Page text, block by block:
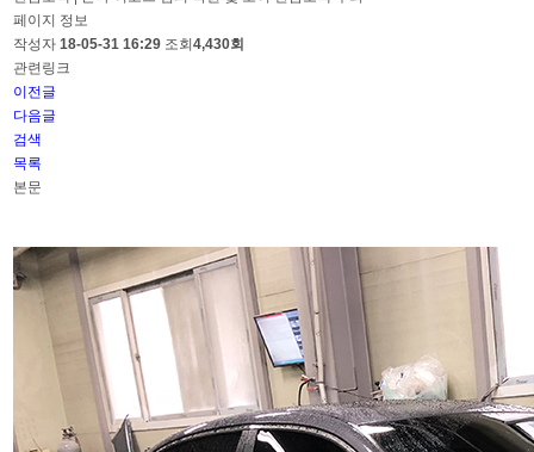
페이지 정보
작성자18-05-31 16:29 조회4,430회
관련링크
이전글
다음글
검색
목록
본문